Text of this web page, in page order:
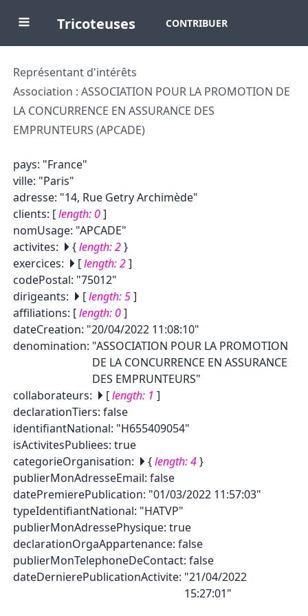
Tricoteuses CONTRIBUER
Représentant d'intérêts
Association : ASSOCIATION POUR LA PROMOTION DE
LA CONCURRENCE EN ASSURANCE DES
EMPRUNTEURS (APCADE)
pays: "France"
ville: "Paris"
adresse: "14, Rue Getry Archimède"
clients: [length: 0]
nomUsage: "APCADE"
activites: {length:2}
exercices: [length:2]
codePostal: "75012"
dirigeants: [length:5]
affiliations: [length: 0]
dateCreation: "20/04/2022 11:08:10"
denomination: "ASSOCIATION POUR LA PROMOTION
DE LA CONCURRENCE EN ASSURANCE
DES EMPRUNTEURS"
collaborateurs: [length: 1 ]
declarationTiers: false
identifiantNational: "H655409054"
isActivitesPubliees: true
categorieOrganisation: {length:4}
publierMonAdresseEmail: false
datePremierePublication: "01/03/2022 11:57:03"
typeIdentifiantNational: "HATVP"
publierMonAdressePhysique: true
declarationOrgaAppartenance: false
publierMonTelephoneDeContact: false
dateDernierePublicationActivite: "21/04/2022
15:27:01"